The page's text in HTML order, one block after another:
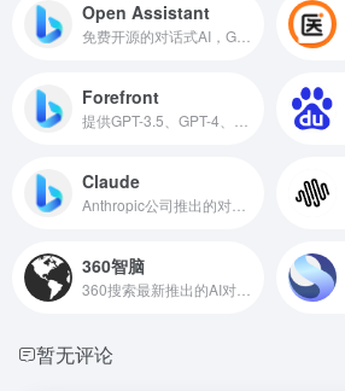
Open Assistant
Forefront
Claude
360智脑
暂无评论